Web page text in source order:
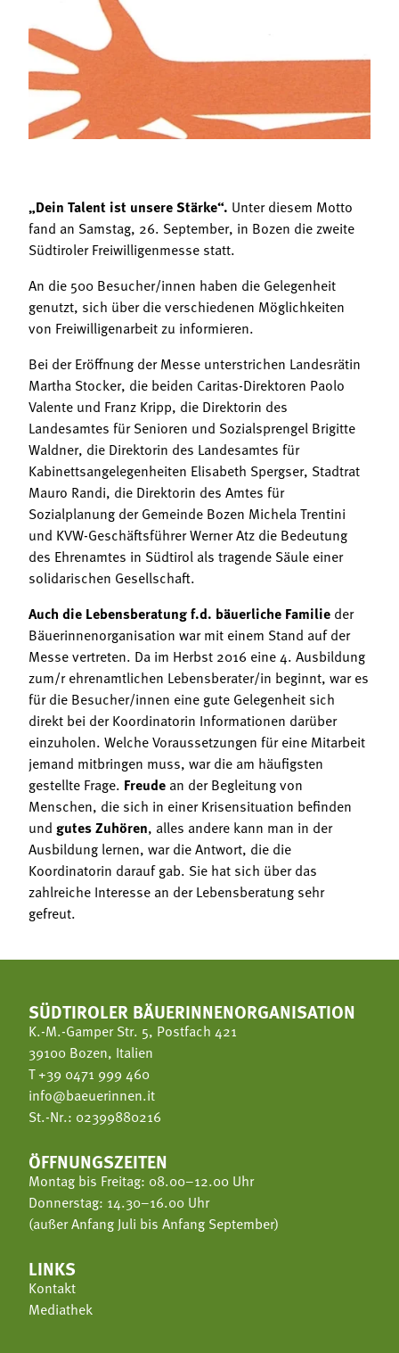
Mitgliedschaft
Landessekretariat
Bäuerliche Buffets
Hofgeschichten
„Dein Talent ist unsere Stärke“. Unter diesem Motto
fand an Samstag, 26. September, in Bozen die zweite
Südtiroler Freiwilligenmesse statt.
An die 500 Besucher/innen haben die Gelegenheit
genutzt, sich über die verschiedenen Möglichkeiten
von Freiwilligenarbeit zu informieren.
Bei der Eröffnung der Messe unterstrichen Landesrätin
Martha Stocker, die beiden Caritas-Direktoren Paolo
Valente und Franz Kripp, die Direktorin des
Landesamtes für Senioren und Sozialsprengel Brigitte
Waldner, die Direktorin des Landesamtes für
Kabinettsangelegenheiten Elisabeth Spergser, Stadtrat
Mauro Randi, die Direktorin des Amtes für
Sozialplanung der Gemeinde Bozen Michela Trentini
und KVW-Geschäftsführer Werner Atz die Bedeutung
des Ehrenamtes in Südtirol als tragende Säule einer
solidarischen Gesellschaft.
Auch die Lebensberatung f.d. bäuerliche Familie der
Bäuerinnenorganisation war mit einem Stand auf der
Messe vertreten. Da im Herbst 2016 eine 4. Ausbildung
zum/r ehrenamtlichen Lebensberater/in beginnt, war es
für die Besucher/innen eine gute Gelegenheit sich
direkt bei der Koordinatorin Informationen darüber
einzuholen. Welche Voraussetzungen für eine Mitarbeit
jemand mitbringen muss, war die am häufigsten
gestellte Frage. Freude an der Begleitung von
Menschen, die sich in einer Krisensituation befinden
und gutes Zuhören, alles andere kann man in der
Ausbildung lernen, war die Antwort, die die
Koordinatorin darauf gab. Sie hat sich über das
zahlreiche Interesse an der Lebensberatung sehr
gefreut.
SÜDTIROLER BÄUERINNENORGANISATION
K.-M.-Gamper Str. 5, Postfach 421
39100 Bozen, Italien
T+39 0471 999 460
info@baeuerinnen.it
St.-Nr.: 02399880216
ÖFFNUNGSZEITEN
Montag bis Freitag: 08.00–12.00 Uhr
Donnerstag: 14.30–16.00 Uhr
(außer Anfang Juli bis Anfang September)
LINKS
Kontakt
Mediathek